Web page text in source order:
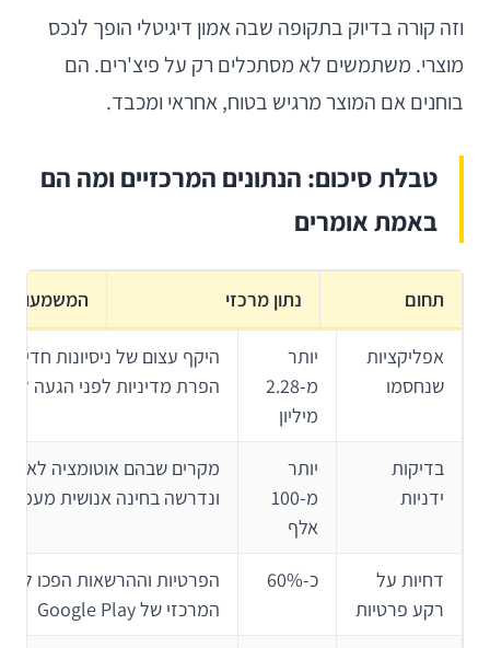
וזה קורה בדיוק בתקופה שבה אמון דיגיטלי הופך לנכס
מוצרי. משתמשים לא מסתכלים רק על פיצ'רים. הם
בוחנים אם המוצר מרגיש בטוח, אחראי ומכבד.
טבלת סיכום: הנתונים המרכזיים ומה הם
באמת אומרים
תחום נתון מרכזי המשמעות
אפליקציות
שנחסמו
יותר
מ-2.28
מיליון
היקף עצום של ניסיונות
הפרת מדיניות לפני הגעה
בדיקות
ידניות
יותר
מ-100
אלף
מקרים שבהם אוטומציה לא
ונדרשה בחינה אנושית
דחיות על
רקע פרטיות
כ-60%
הפרטיות וההרשאות הפכו
המרכזי של Google Play